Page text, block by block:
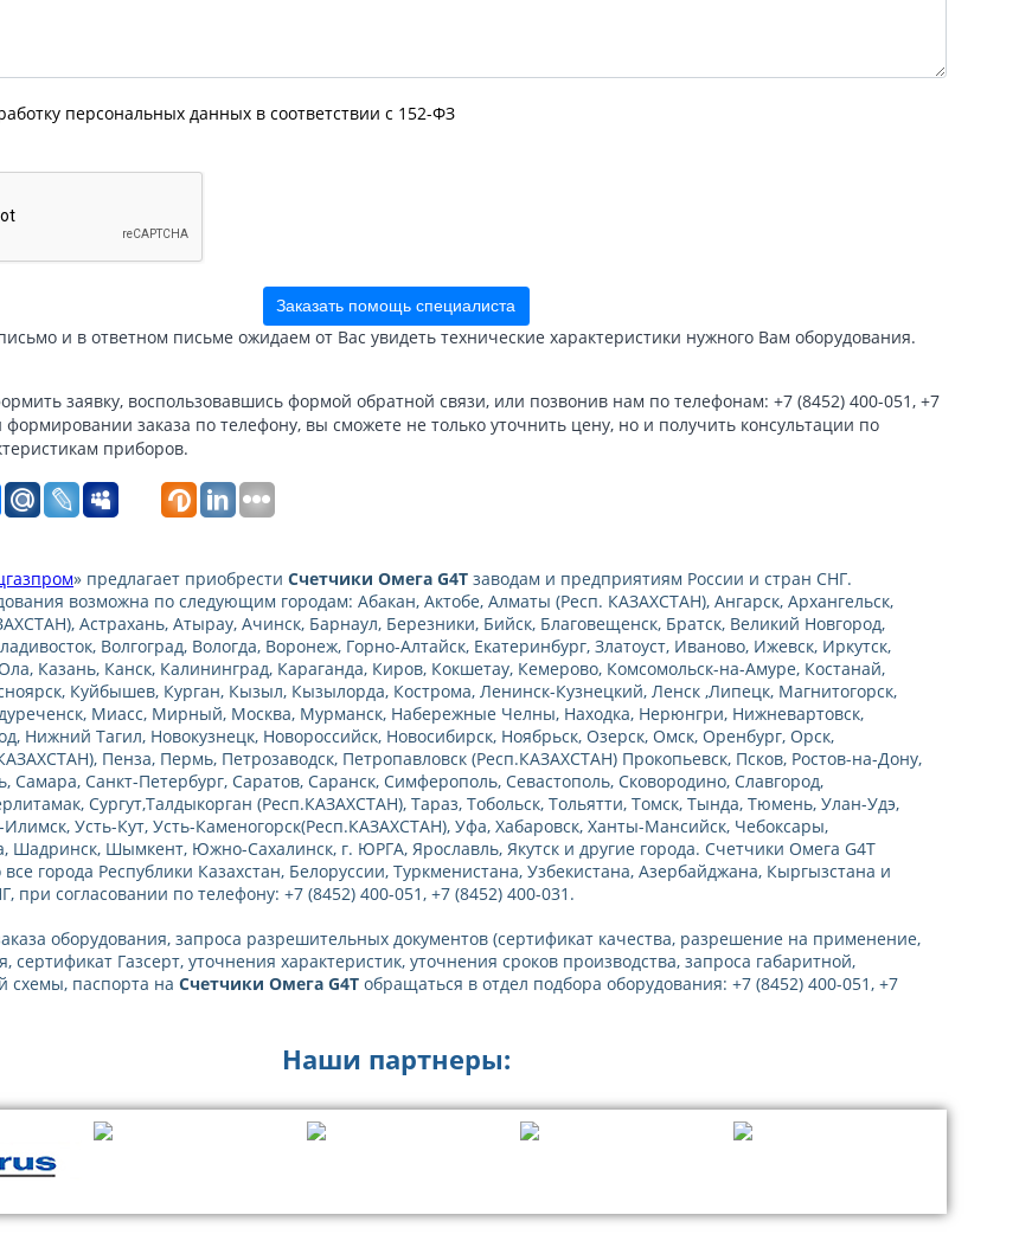
персональных данных в соответствии с 152-ФЗ
Заказать помощь специалиста
и в ответном письме ожидаем от Вас увидеть технические характеристики нужного Вам оборудования.
заявку, воспользовавшись формой обратной связи, или позвонив нам по телефонам: +7 (8452) 400-051, +7
формировании заказа по телефону, вы сможете не только уточнить цену, но и получить консультации по
приборов.
» предлагает приобрести Счетчики Омега G4Т заводам и предприятиям России и стран СНГ.
возможна по следующим городам: Абакан, Актобе, Алматы (Респ. КАЗАХСТАН), Ангарск, Архангельск,
Астрахань, Атырау, Ачинск, Барнаул, Березники, Бийск, Благовещенск, Братск, Великий Новгород,
Волгоград, Вологда, Воронеж, Горно-Алтайск, Екатеринбург, Златоуст, Иваново, Ижевск, Иркутск,
Казань, Канск, Калининград, Караганда, Киров, Кокшетау, Кемерово, Комсомольск-на-Амуре, Костанай,
Куйбышев, Курган, Кызыл, Кызылорда, Кострома, Ленинск-Кузнецкий, Ленск ,Липецк, Магнитогорск,
Миасс, Мирный, Москва, Мурманск, Набережные Челны, Находка, Нерюнгри, Нижневартовск,
Нижний Тагил, Новокузнецк, Новороссийск, Новосибирск, Ноябрьск, Озерск, Омск, Оренбург, Орск,
Пенза, Пермь, Петрозаводск, Петропавловск (Респ.КАЗАХСТАН) Прокопьевск, Псков, Ростов-на-Дону,
Самара, Санкт-Петербург, Саратов, Саранск, Симферополь, Севастополь, Сковородино, Славгород,
Сургут,Талдыкорган (Респ.КАЗАХСТАН), Тараз, Тобольск, Тольятти, Томск, Тында, Тюмень, Улан-Удэ,
Илимск, Усть-Кут, Усть-Каменогорск(Респ.КАЗАХСТАН), Уфа, Хабаровск, Ханты-Мансийск, Чебоксары,
Шадринск, Шымкент, Южно-Сахалинск, г. ЮРГА, Ярославль, Якутск и другие города. Счетчики Омега G4Т
все города Республики Казахстан, Белоруссии, Туркменистана, Узбекистана, Азербайджана, Кыргызстана и
при согласовании по телефону: +7 (8452) 400-051, +7 (8452) 400-031.
оборудования, запроса разрешительных документов (сертификат качества, разрешение на применение,
сертификат Газсерт, уточнения характеристик, уточнения сроков производства, запроса габаритной,
схемы, паспорта на Счетчики Омега G4Т обращаться в отдел подбора оборудования: +7 (8452) 400-051, +7
Наши партнеры: